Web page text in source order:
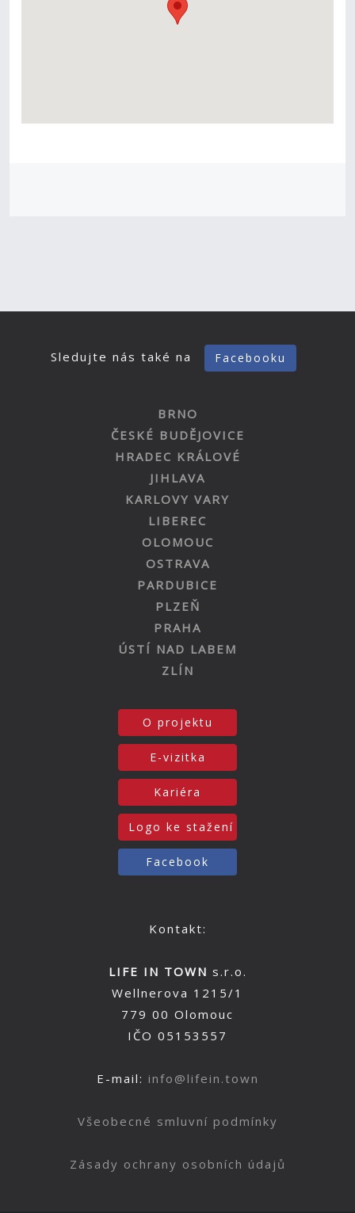
Sledujte nás také na Facebooku
BRNO
ČESKÉ BUDĚJOVICE
HRADEC KRÁLOVÉ
JIHLAVA
KARLOVY VARY
LIBEREC
OLOMOUC
OSTRAVA
PARDUBICE
PLZEŇ
PRAHA
ÚSTÍ NAD LABEM
ZLÍN
O projektu
E-vizitka
Kariéra
Logo ke stažení
Facebook
Kontakt:
LIFE IN TOWN s.r.o.
Wellnerova 1215/1
779 00 Olomouc
IČO 05153557
E-mail: info@lifein.town
Všeobecné smluvní podmínky
Zásady ochrany osobních údajů